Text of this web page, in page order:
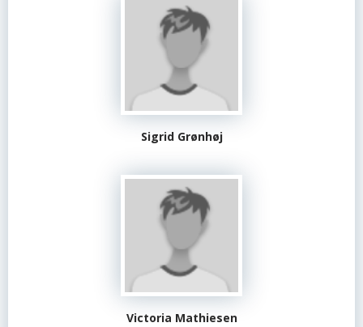
Sigrid Grønhøj
Victoria Mathiesen